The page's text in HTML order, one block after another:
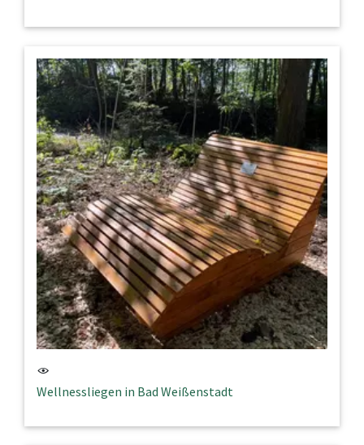
Wellnessliegen in Bad Weißenstadt